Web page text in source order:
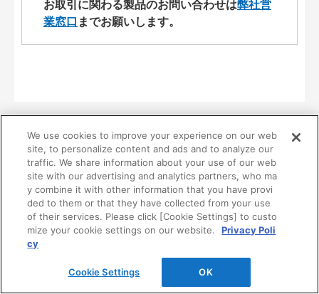
お取引に関わる製品のお問い合わせは弊社営
業窓口 までお願いします。
他にもフローリング・床材に関する情報が満載
リフォームマガジン
We use cookies to improve your experience on our web
site, to personalize content and ads and to analyze our
traffic. We share information about your use of our web
site with our advertising and analytics partners, who ma
y combine it with other information that you have provi
ded to them or that they have collected from your use
of their services. Please click [Cookie Settings] to custo
mize your cookie settings on our website.
Privacy Poli
cy
Cookie Settings OK